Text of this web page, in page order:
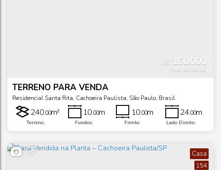
R$ 160.000
Valor de Venda
TERRENO PARA VENDA
Residencial Santa Rita, Cachoeira Paulista, São Paulo, Brasil
Terreno:
240.00m²
Fundos:
10.00m
Frente:
10.00m
Lado Direito:
24.00m
Lado Esquerdo:
24 m
154
Casa